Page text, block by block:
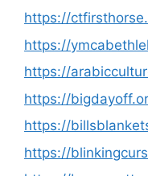
https://
https://
https://
https://
https://
https://